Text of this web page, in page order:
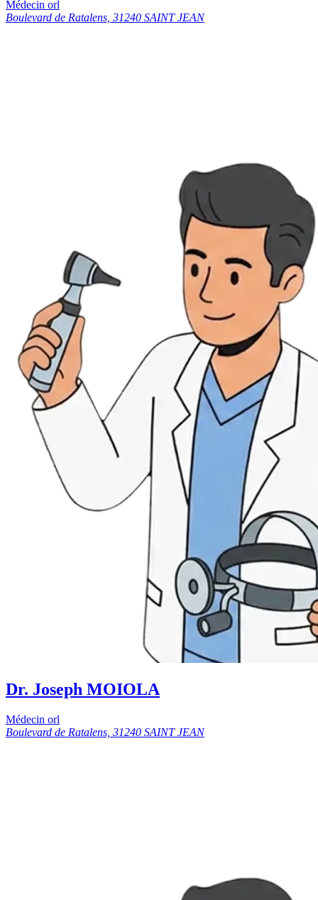
Médecin orl
Boulevard de Ratalens, 31240 SAINT JEAN
Dr. Joseph MOIOLA
Médecin orl
Boulevard de Ratalens, 31240 SAINT JEAN